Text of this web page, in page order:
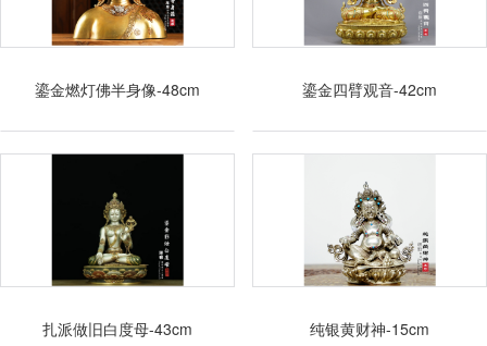
鎏金燃灯佛半身像-48cm 鎏金四臂观音-42cm
扎派做旧白度母-43cm 纯银黄财神-15cm